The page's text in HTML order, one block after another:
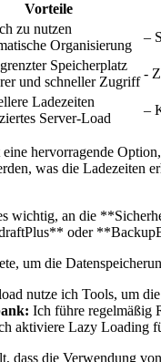
Vorteile
​zu nutzen
Organisierung
–
Speicherplatz
und ⁤schneller Zugriff
-⁢
Ladezeiten
Server-Load
–
hervorragende
was die⁢ Ladezeiten⁢
wichtig, ⁢an⁤ die
oder‌
um⁢ die⁢
nutze​ ich Tools, um
⁢Ich führe regelmäßig⁣
aktiviere Lazy ⁤Loading
dass die Verwendung